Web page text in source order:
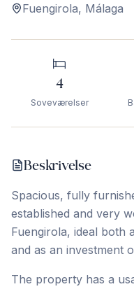
Fuengirola, Málaga
4
Soveværelser
Beskrivelse
Spacious, fully
established and very
Fuengirola, ideal both
and as an investment
The property has a